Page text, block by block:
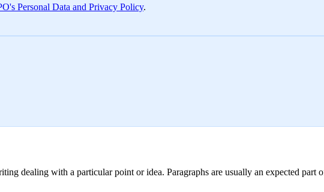
Personal Data and Privacy Policy.
dealing with a particular point or idea. Paragraphs are usually an expected part